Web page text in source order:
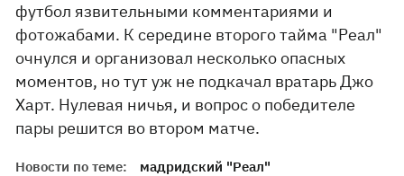
футбол язвительными комментариями и
фотожабами. К середине второго тайма "Реал"
очнулся и организовал несколько опасных
моментов, но тут уж не подкачал вратарь Джо
Харт. Нулевая ничья, и вопрос о победителе
пары решится во втором матче.
Новости по теме: мадридский "Реал"